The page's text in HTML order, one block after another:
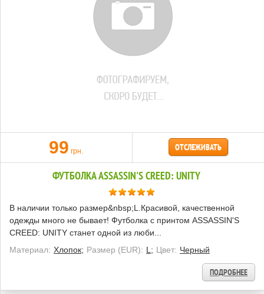
99 грн. ОТСЛЕЖИВАТЬ
ФУТБОЛКА ASSASSIN'S CREED: UNITY
В наличии только размер&nbsp;L.Красивой, качественной
одежды много не бывает! Футболка с принтом ASSASSIN'S
CREED: UNITY станет одной из люби...
Материал: Хлопок; Размер (EUR): L; Цвет: Черный
ПОДРОБНЕЕ